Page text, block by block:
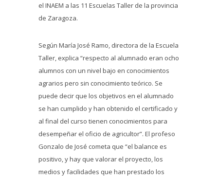
el INAEM a las 11 Escuelas Taller de la provincia
de Zaragoza.
Según María José Ramo, directora de la Escuela
Taller, explica “respecto al alumnado eran ocho
alumnos con un nivel bajo en conocimientos
agrarios pero sin conocimiento teórico. Se
puede decir que los objetivos en el alumnado
se han cumplido y han obtenido el certificado y
al final del curso tienen conocimientos para
desempeñar el oficio de agricultor”. El profeso
Gonzalo de José cometa que “el balance es
positivo, y hay que valorar el proyecto, los
medios y facilidades que han prestado los